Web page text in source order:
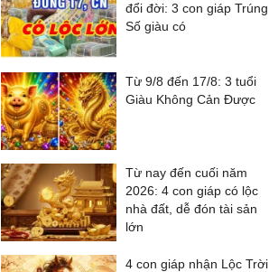
đổi đời: 3 con giáp Trúng
Số giàu có
Từ 9/8 đến 17/8: 3 tuổi
Giàu Không Cản Được
Từ nay đến cuối năm
2026: 4 con giáp có lộc
nhà đất, dễ đón tài sản
lớn
4 con giáp nhận Lộc Trời